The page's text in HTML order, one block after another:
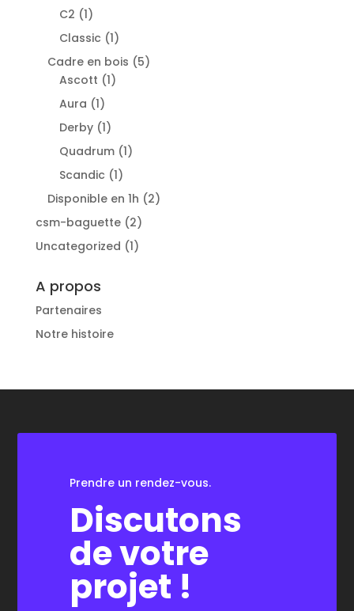
C2 11
produit
Classic 11
produit
Cadre en bois 55
Ascott 11
Aura 11
produit
Derby 11
produit
Quadrum 11
Scandic 11
produit
Disponible en 1h 22
csm-baguette 22
produits
Uncategorized 11
A propos
Partenaires
Notre histoire
Prendre un rendez-vous.
Discutons
de votre
projet !